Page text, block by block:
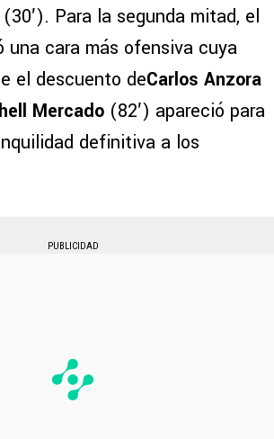
(30′). Para la segunda mitad, el
una cara más ofensiva cuya
el descuento deCarlos Anzora
Mercado (82′) apareció para
definitiva a los
PUBLICIDAD